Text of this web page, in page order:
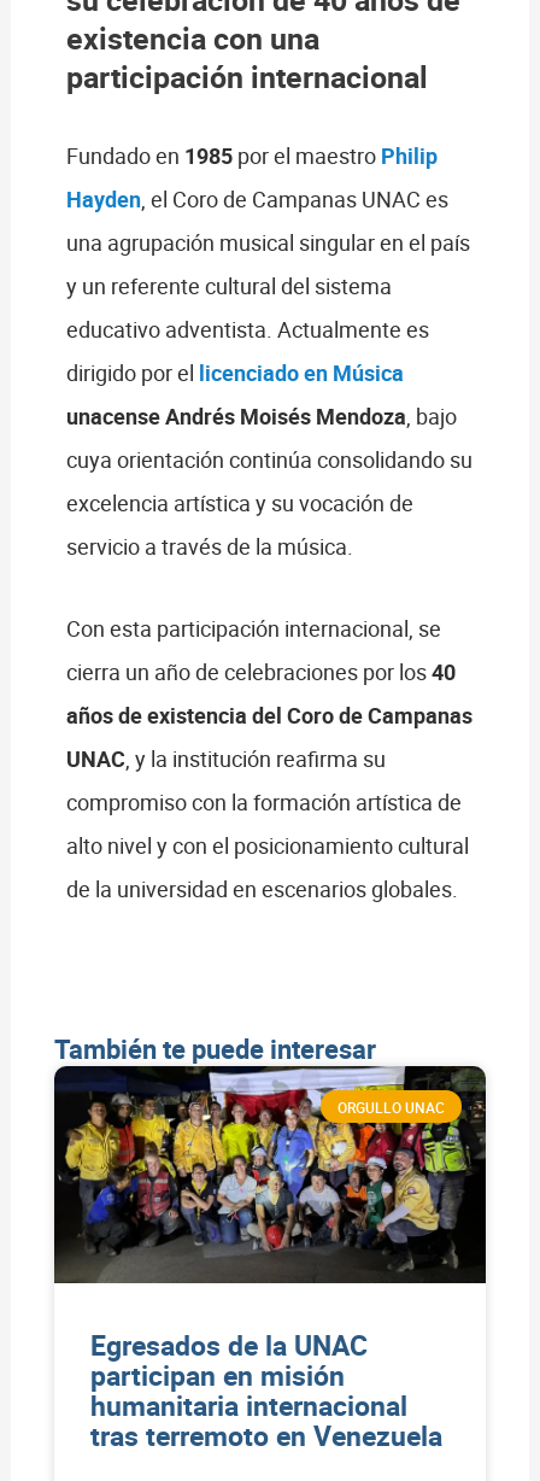
existencia con una
participación internacional
Fundado en 1985por el maestro Philip
Hayden, el Coro de Campanas UNAC es
una agrupación musical singular en el país
y un referente cultural del sistema
educativo adventista. Actualmente es
dirigido por el licenciado en Música
unacense Andrés Moisés Mendoza, bajo
cuya orientación continúa consolidando su
excelencia artística y su vocación de
servicio a través de la música.
Con esta participación internacional, se
cierra un año de celebraciones por los40
años de existencia del Coro de Campanas
UNAC, y la institución reafirma su
compromiso con la formación artística de
alto nivel y con el posicionamiento cultural
de la universidad en escenarios globales.
También te puede interesar
ORGULLO UNAC
Egresados de la UNAC
participan en misión
humanitaria internacional
tras terremoto en Venezuela